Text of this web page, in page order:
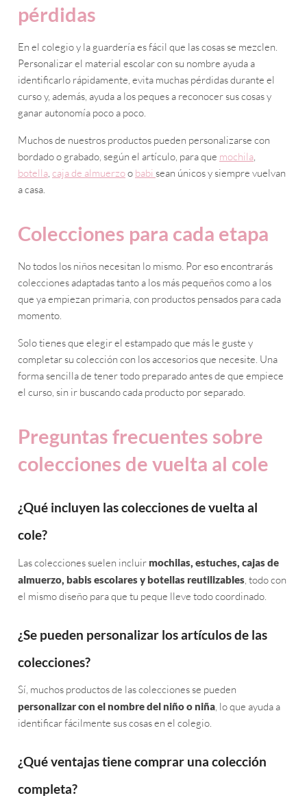
pérdidas
En el colegio y la guardería es fácil que las cosas se mezclen.
Personalizar el material escolar con su nombre ayuda a
identificarlo rápidamente, evita muchas pérdidas durante el
curso y, además, ayuda a los peques a reconocer sus cosas y
ganar autonomía poco a poco.
Muchos de nuestros productos pueden personalizarse con
bordado o grabado, según el artículo, para que mochila,
botella, caja de almuerzoo babi sean únicos y siempre vuelvan
a casa.
Colecciones para cada etapa
No todos los niños necesitan lo mismo. Por eso encontrarás
colecciones adaptadas tanto a los más pequeños como a los
que ya empiezan primaria, con productos pensados para cada
momento.
Solo tienes que elegir el estampado que más le guste y
completar su colección con los accesorios que necesite. Una
forma sencilla de tener todo preparado antes de que empiece
el curso, sin ir buscando cada producto por separado.
Preguntas frecuentes sobre
colecciones de vuelta al cole
¿Qué incluyen las colecciones de vuelta al
cole?
Las colecciones suelen incluir mochilas, estuches, cajas de
almuerzo, babis escolares y botellas reutilizables, todo con
el mismo diseño para que tu peque lleve todo coordinado.
¿Se pueden personalizar los artículos de las
colecciones?
Sí, muchos productos de las colecciones se pueden
personalizar con el nombre del niño o niña, lo que ayuda a
identificar fácilmente sus cosas en el colegio.
¿Qué ventajas tiene comprar una colección
completa?